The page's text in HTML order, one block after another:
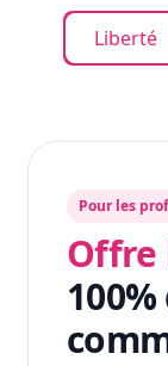
Liberté
Pour les
Offre